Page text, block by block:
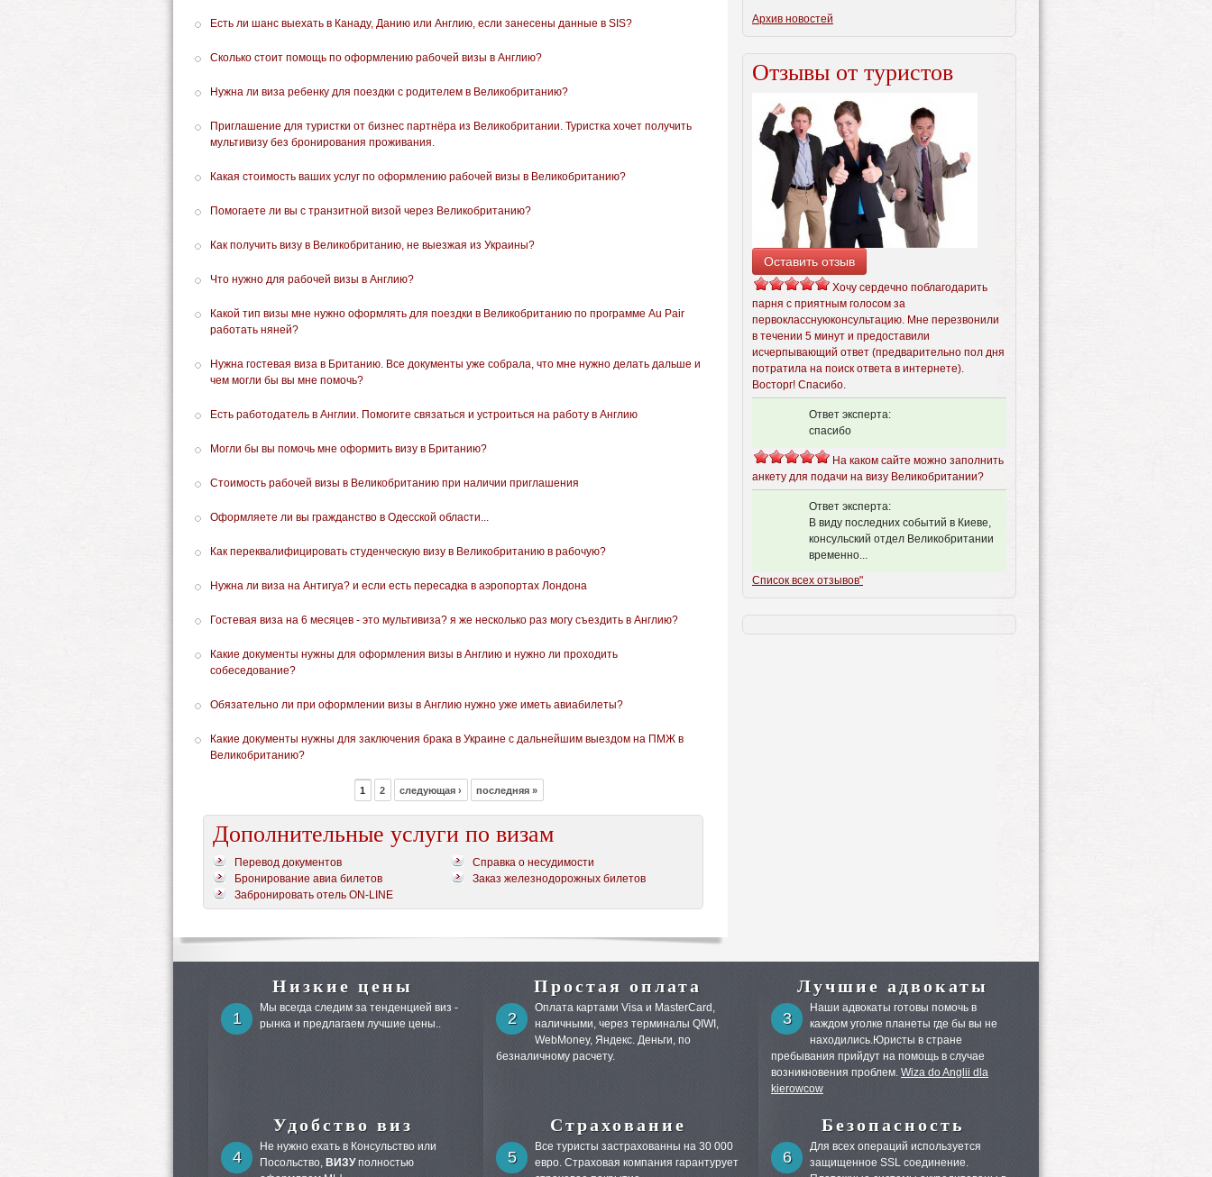
Есть ли шанс выехать в Канаду, Данию или Англию, если занесены данные в SIS?
Сколько стоит помощь по оформлению рабочей визы в Англию?
Нужна ли виза ребенку для поездки с родителем в Великобританию?
Приглашение для туристки от бизнес партнёра из Великобритании. Туристка хочет получить
мультивизу без бронирования проживания.
Какая стоимость ваших услуг по оформлению рабочей визы в Великобританию?
Помогаете ли вы с транзитной визой через Великобританию?
Как получить визу в Великобританию, не выезжая из Украины?
Что нужно для рабочей визы в Англию?
Какой тип визы мне нужно оформлять для поездки в Великобританию по программе Au Pair
работать няней?
Нужна гостевая виза в Британию. Все документы уже собрала, что мне нужно делать дальше и
чем могли бы вы мне помочь?
Есть работодатель в Англии. Помогите связаться и устроиться на работу в Англию
Могли бы вы помочь мне оформить визу в Британию?
Стоимость рабочей визы в Великобританию при наличии приглашения
Оформляете ли вы гражданство в Одесской области...
Как переквалифицировать студенческую визу в Великобританию в рабочую?
Нужна ли виза на Антигуа? и если есть пересадка в аэропортах Лондона
Гостевая виза на 6 месяцев - это мультивиза? я же несколько раз могу съездить в Англию?
Какие документы нужны для оформления визы в Англию и нужно ли проходить
собеседование?
Обязательно ли при оформлении визы в Англию нужно уже иметь авиабилеты?
Какие документы нужны для заключения брака в Украине с дальнейшим выездом на ПМЖ в
Великобританию?
1 2 следующая › последняя »
Дополнительные услуги по визам
Перевод документов
Справка о несудимости
Бронирование авиа билетов
Заказ железнодорожных билетов
Забронировать отель ON-LINE
Архив новостей
Отзывы от туристов
Оставить отзыв
Хочу сердечно поблагодарить
парня с приятным голосом за
первокласснуюконсультацию. Мне перезвонили
в течении 5 минут и предоставили
исчерпывающий ответ (предварительно пол дня
потратила на поиск ответа в интернете).
Восторг! Спасибо.
Ответ эксперта:
спасибо
На каком сайте можно заполнить
анкету для подачи на визу Великобритании?
Ответ эксперта:
В виду последних событий в Киеве,
консульский отдел Великобритании
временно...
Список всех отзывов"
Низкие цены
1
Мы всегда следим за тенденцией виз -
рынка и предлагаем лучшие цены..
Простая оплата
2
Оплата картами Visa и MasterCard,
наличными, через терминалы QIWI,
WebMoney, Яндекс. Деньги, по
безналичному расчету.
Лучшие адвокаты
3
Наши адвокаты готовы помочь в
каждом уголке планеты где бы вы не
находились.Юристы в стране
пребывания прийдут на помощь в случае
возникновения проблем. Wiza do Anglii dla
kierowcow
Удобство виз
4
Не нужно ехать в Консульство или
Посольство, ВИЗУполностью
Страхование
5
Все туристы застрахованны на 30 000
евро. Страховая компания гарантурует
Безопасность
6
Для всех операций используется
защищенное SSL соединение.